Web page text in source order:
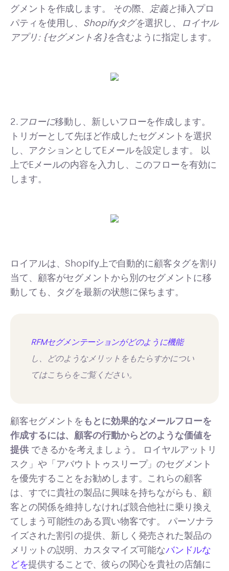
グメントを作成します。 その際、 定義と挿入プロ
パティを使用し、 Shopifyタグを選択し、
ロイヤル
アプリ: {セグメント名}を含むように指定します。
2. フローに移動し、新しいフローを作成します。
トリガーとして先ほど作成したセグメントを選択
し、アクションとしてEメールを設定します。 以
上でEメールの内容を入力し、このフローを有効に
します。
ロイアルは、Shopify上で自動的に顧客タグを割り
当て、顧客がセグメントから別のセグメントに移
動しても、タグを最新の状態に保ちます。
RFMセグメンテーションがどのように機能
し、どのようなメリットをもたらすかについ
てはこちらをご覧ください。
顧客セグメントを もとに効果的なメールフローを
作成するには、顧客の行動からどのような価値を
提供 できるかを考えましょう。 ロイヤルアットリ
スク」や「アバウトトゥスリープ」のセグメント
を優先することをお勧めします。これらの顧客
は、すでに貴社の製品に興味を持ちながらも、顧
客との関係を維持しなければ競合他社に乗り換え
てしまう可能性のある買い物客です。 パーソナラ
イズされた割引の提供、新しく発売された製品の
メリットの説明、カスタマイズ可能なバンドルな
どを提供することで、彼らの関心を貴社の店舗に